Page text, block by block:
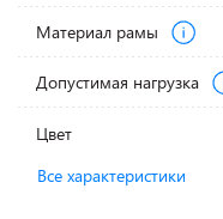
Материал рамы
Допустимая нагрузка
Цвет
Все характеристики